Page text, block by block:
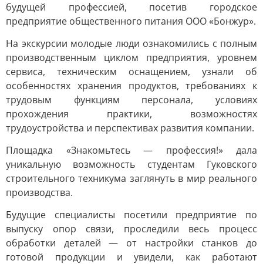
будущей профессией, посетив городское
предприятие общественного питания ООО «Бонжур».
На экскурсии молодые люди ознакомились с полным
производственным циклом предприятия, уровнем
сервиса, техническим оснащением, узнали об
особенностях хранения продуктов, требованиях к
трудовым функциям персонала, условиях
прохождения практики, возможностях
трудоустройства и перспективах развития компании.
Площадка «Знакомьтесь — профессия!» дала
уникальную возможность студентам Гуковского
строительного техникума заглянуть в мир реального
производства.
Будущие специалисты посетили предприятие по
выпуску опор связи, проследили весь процесс
обработки деталей — от настройки станков до
готовой продукции и увидели, как работают